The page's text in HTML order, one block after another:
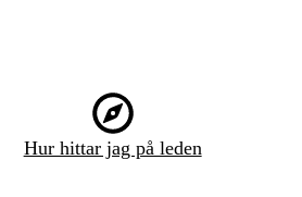
Hur hittar jag på leden